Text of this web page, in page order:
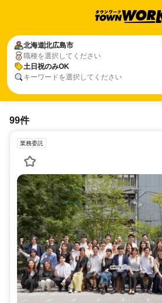
北海道北広島市
職種を選択してください
土日祝のみOK
キーワードを選択してください
99件
業務委託